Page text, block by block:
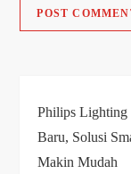
Philips Lighting
Baru, Solusi
Makin Mudah